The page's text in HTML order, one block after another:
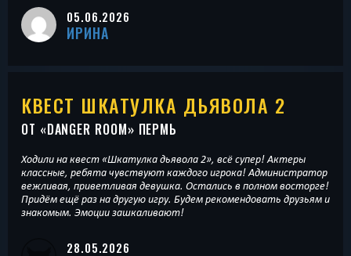
05.06.2026
ИРИНА
КВЕСТ ШКАТУЛКА ДЬЯВОЛА 2
ОТ «DANGER ROOM» ПЕРМЬ
Ходили на квест «Шкатулка дьявола 2», всё супер! Актеры
классные, ребята чувствуют каждого игрока! Администратор
вежливая, приветливая девушка. Остались в полном восторге!
Придём ещё раз на другую игру. Будем рекомендовать друзьям и
знакомым. Эмоции зашкаливают!
28.05.2026